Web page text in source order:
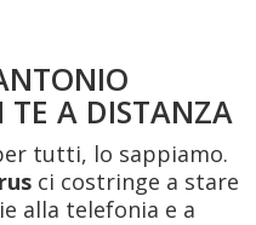
TE A DISTANZA
tutti, lo sappiamo.
ci costringe a stare
alla telefonia e a